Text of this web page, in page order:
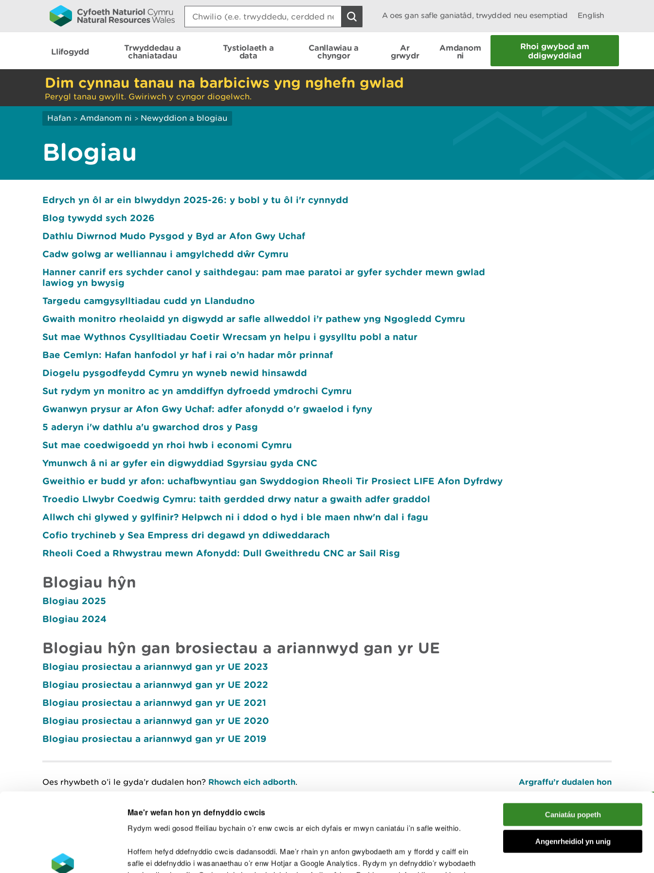
Mae'r wefan hon yn defnyddio cwcis
Rydym wedi gosod ffeiliau bychain o’r enw cwcis ar eich dyfais er mwyn caniatáu i’n safle weithio.
Hoffem hefyd ddefnyddio cwcis dadansoddi. Mae’r rhain yn anfon gwybodaeth am y ffordd y caiff ein
safle ei ddefnyddio i wasanaethau o’r enw Hotjar a Google Analytics. Rydym yn defnyddio’r wybodaeth
Caniatáu popeth
Angenrheidiol yn unig
Search:
A oes gan safle ganiatâd, trwydded neu esemptiad English
Llifogydd
Trwyddedau a
chaniatadau
Tystiolaeth a
data
Canllawiau a
chyngor
Ar
grwydr
Amdanom
ni
Rhoi gwybod am
ddigwyddiad
Dim cynnau tanau na barbiciws yng nghefn gwlad
Perygl tanau gwyllt. Gwiriwch y cyngor diogelwch.
Hafan > Amdanom ni > Newyddion a blogiau
Blogiau
Edrych yn ôl ar ein blwyddyn 2025-26: y bobl y tu ôl i'r cynnydd
Blog tywydd sych 2026
Dathlu Diwrnod Mudo Pysgod y Byd ar Afon Gwy Uchaf
Cadw golwg ar welliannau i amgylchedd dŵr Cymru
Hanner canrif ers sychder canol y saithdegau: pam mae paratoi ar gyfer sychder mewn gwlad
lawiog yn bwysig
Targedu camgysylltiadau cudd yn Llandudno
Gwaith monitro rheolaidd yn digwydd ar safle allweddol i’r pathew yng Ngogledd Cymru
Sut mae Wythnos Cysylltiadau Coetir Wrecsam yn helpu i gysylltu pobl a natur
Bae Cemlyn: Hafan hanfodol yr haf i rai o’n hadar môr prinnaf
Diogelu pysgodfeydd Cymru yn wyneb newid hinsawdd
Sut rydym yn monitro ac yn amddiffyn dyfroedd ymdrochi Cymru
Gwanwyn prysur ar Afon Gwy Uchaf: adfer afonydd o'r gwaelod i fyny
5 aderyn i'w dathlu a'u gwarchod dros y Pasg
Sut mae coedwigoedd yn rhoi hwb i economi Cymru
Ymunwch â ni ar gyfer ein digwyddiad Sgyrsiau gyda CNC
Gweithio er budd yr afon: uchafbwyntiau gan Swyddogion Rheoli Tir Prosiect LIFE Afon Dyfrdwy
Troedio Llwybr Coedwig Cymru: taith gerdded drwy natur a gwaith adfer graddol
Allwch chi glywed y gylfinir? Helpwch ni i ddod o hyd i ble maen nhw'n dal i fagu
Cofio trychineb y Sea Empress dri degawd yn ddiweddarach
Rheoli Coed a Rhwystrau mewn Afonydd: Dull Gweithredu CNC ar Sail Risg
Blogiau hŷn
Blogiau 2025
Blogiau 2024
Blogiau hŷn gan brosiectau a ariannwyd gan yr UE
Blogiau prosiectau a ariannwyd gan yr UE 2023
Blogiau prosiectau a ariannwyd gan yr UE 2022
Blogiau prosiectau a ariannwyd gan yr UE 2021
Blogiau prosiectau a ariannwyd gan yr UE 2020
Blogiau prosiectau a ariannwyd gan yr UE 2019
Oes rhywbeth o’i le gyda’r dudalen hon? Rhowch eich adborth. Argraffu’r dudalen hon
I fyny